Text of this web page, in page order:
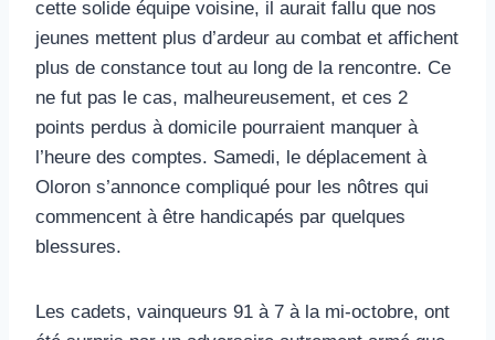
cette solide équipe voisine, il aurait fallu que nos
jeunes mettent plus d’ardeur au combat et affichent
plus de constance tout au long de la rencontre. Ce
ne fut pas le cas, malheureusement, et ces 2
points perdus à domicile pourraient manquer à
l’heure des comptes. Samedi, le déplacement à
Oloron s’annonce compliqué pour les nôtres qui
commencent à être handicapés par quelques
blessures.
Les cadets, vainqueurs 91 à 7 à la mi-octobre, ont